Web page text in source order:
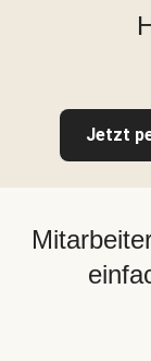
Jetzt